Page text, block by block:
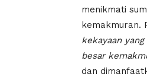
menikmati
kemakmuran.
kekayaan
besar
dan